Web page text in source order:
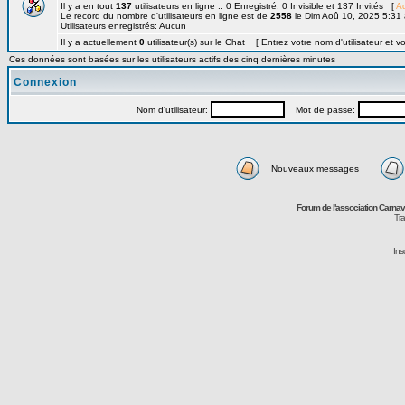
Il y a en tout 137 utilisateurs en ligne :: 0 Enregistré, 0 Invisible et 137 Invités [
Le record du nombre d'utilisateurs en ligne est de 2558 le Dim Aoû 10, 2025 5:31
Utilisateurs enregistrés: Aucun
Il y a actuellement 0 utilisateur(s) sur le Chat [ Entrez votre nom d'utilisateur et
Ces données sont basées sur les utilisateurs actifs des cinq dernières minutes
Connexion
Nom d'utilisateur: Mot de passe:
Nouveaux messages
Forum de l'association